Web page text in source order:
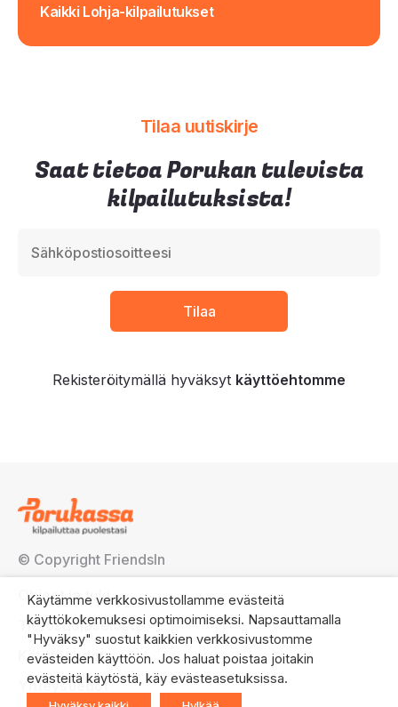
Kaikki Lohja-kilpailutukset
Tilaa uutiskirje
Saat tietoa Porukan tulevista
kilpailutuksista!
Rekisteröitymällä hyväksyt käyttöehtomme
© Copyright FriendsIn
Ohjeet ja tuki
Tietosuojaseloste
Käyttöehdot
Yhteystiedot
Käytämme verkkosivustollamme evästeitä
käyttökokemuksesi optimoimiseksi. Napsauttamalla
"Hyväksy" suostut kaikkien verkkosivustomme
evästeiden käyttöön. Jos haluat poistaa joitakin
evästeitä käytöstä, käy evästeasetuksissa.